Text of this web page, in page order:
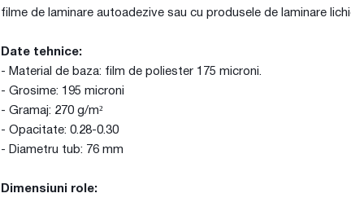
filme de laminare autoadezive sau cu produsele de laminare
Date tehnice:
- Material de baza: film de poliester 175 microni.
- Grosime: 195 microni
- Gramaj: 270 g/m²
- Opacitate: 0.28-0.30
- Diametru tub: 76 mm
Dimensiuni role: